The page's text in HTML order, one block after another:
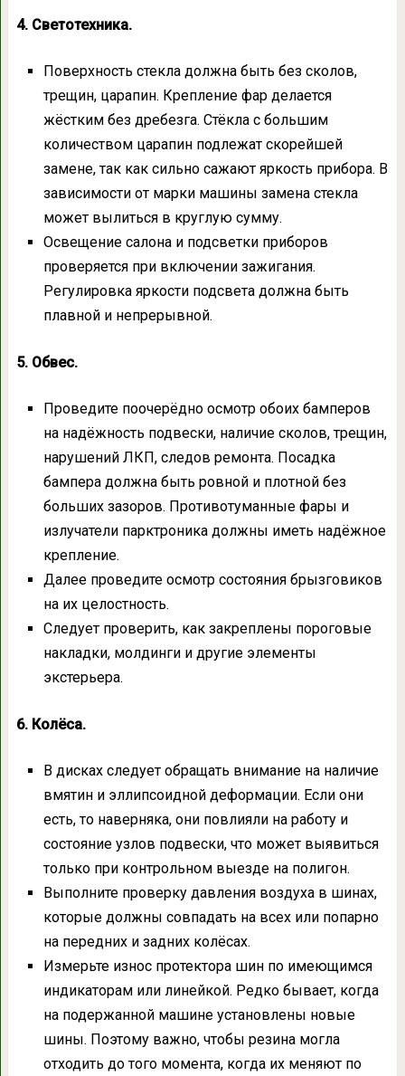
4. Светотехника.
Поверхность стекла должна быть без сколов,
трещин, царапин. Крепление фар делается
жёстким без дребезга. Стёкла с большим
количеством царапин подлежат скорейшей
замене, так как сильно сажают яркость прибора. В
зависимости от марки машины замена стекла
может вылиться в круглую сумму.
Освещение салона и подсветки приборов
проверяется при включении зажигания.
Регулировка яркости подсвета должна быть
плавной и непрерывной.
5. Обвес.
Проведите поочерёдно осмотр обоих бамперов
на надёжность подвески, наличие сколов, трещин,
нарушений ЛКП, следов ремонта. Посадка
бампера должна быть ровной и плотной без
больших зазоров. Противотуманные фары и
излучатели парктроника должны иметь надёжное
крепление.
Далее проведите осмотр состояния брызговиков
на их целостность.
Следует проверить, как закреплены пороговые
накладки, молдинги и другие элементы
экстерьера.
6. Колёса.
В дисках следует обращать внимание на наличие
вмятин и эллипсоидной деформации. Если они
есть, то наверняка, они повлияли на работу и
состояние узлов подвески, что может выявиться
только при контрольном выезде на полигон.
Выполните проверку давления воздуха в шинах,
которые должны совпадать на всех или попарно
на передних и задних колёсах.
Измерьте износ протектора шин по имеющимся
индикаторам или линейкой. Редко бывает, когда
на подержанной машине установлены новые
шины. Поэтому важно, чтобы резина могла
отходить до того момента, когда их меняют по